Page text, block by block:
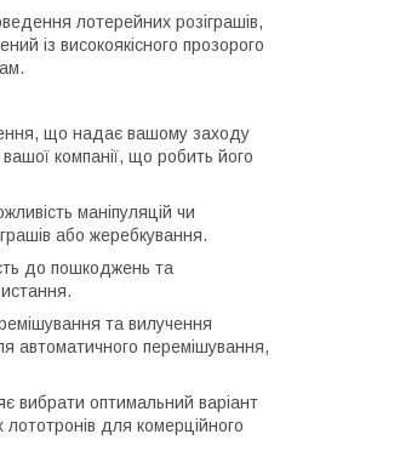
лотерейних розіграшів,
із високоякісного прозорого
що надає вашому заходу
компанії, що робить його
маніпуляцій чи
або жеребкування.
до пошкоджень та
та вилучення
автоматичного перемішування,
вибрати оптимальний варіант
для комерційного